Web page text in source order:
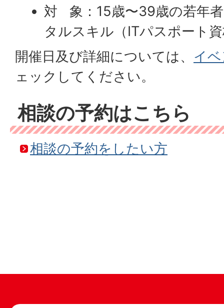
対 象：15歳〜39歳の若年
タルスキル（ITパスポート
開催日及び詳細については、 イ
ェックしてください。
相談の予約はこちら
相談の予約をしたい方